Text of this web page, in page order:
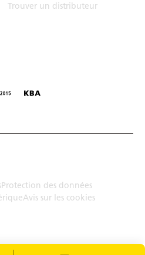
Trouver un distributeur
Protection des données
Avis sur les cookies